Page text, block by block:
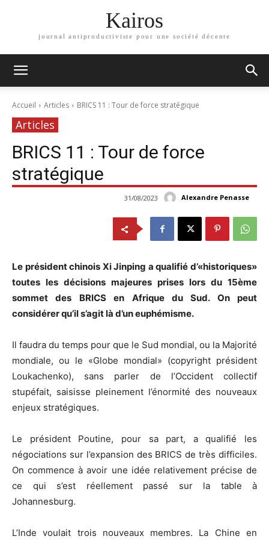
Kairos
journal antiproductiviste pour une société décente
Accueil Articles BRICS 11 : Tour de force stratégique
Articles
BRICS 11 : Tour de force
stratégique
Alexandre Penasse
31/08/2023
Le président chinois Xi Jinping a qualifié d’«historiques»
toutes les décisions majeures prises lors du 15ème
sommet des BRICS en Afrique du Sud. On peut
considérer qu’il s’agit là d’un euphémisme.
Il faudra du temps pour que le Sud mondial, ou la Majorité
mondiale, ou le «Globe mondial» (copyright président
Loukachenko), sans parler de l’Occident collectif
stupéfait, saisisse pleinement l’énormité des nouveaux
enjeux stratégiques.
Le président Poutine, pour sa part, a qualifié les
négociations sur l’expansion des BRICS de très difficiles.
On commence à avoir une idée relativement précise de
ce qui s’est réellement passé sur la table à
Johannesburg.
L’Inde voulait trois nouveaux membres. La Chine en